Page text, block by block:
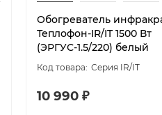
Обогреватель
Теплофон-IR/IT 1500 Вт
(ЭРГУС-1.5/220) белый
Серия IR/IT
10 990 ₽